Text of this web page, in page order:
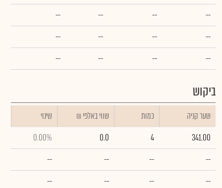
--
--
--
--
--
--
--
--
--
--
--
--
ביקוש
שער קניה כמות ₪ שווי באלפי
שינוי
341.00
4
0.0
0.00%
--
--
--
--
--
--
--
--